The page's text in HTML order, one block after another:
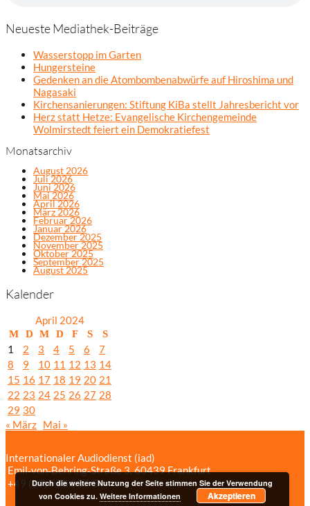
Neueste Mediathek-Beiträge
Wasserstopp im Garten
Hungersteine
Gedenken an die Atombombenabwürfe auf Hiroshima und
Nagasaki
Kirchensanierungen: Stiftung KiBa stellt Jahresbericht vor
Herz statt Hetze: Evangelische Kirchengemeinde
Wolmirstedt feiert ein Demokratiefest
Monatsarchiv
August 2026
Juli 2026
Juni 2026
Mai 2026
April 2026
März 2026
Februar 2026
Januar 2026
Dezember 2025
November 2025
Oktober 2025
September 2025
August 2025
Kalender
April 2024
M D M D F S S
1 2 3 4 5 6
7
8
9 10 11 12 13 14
15 16 17 18 19 20 21
22 23 24 25 26 27 28
29 30
« März Mai »
Internationaler Audiodienst (iad)
Emil‑von‑Behring‑Straße 3, 60439 Frankfurt
+49 (69) 958 037‑0Bildnachweise
Impressum/Datenschutzerklärung
Durch die weitere Nutzung der Seite stimmen Sie der Verwendung
von Cookies zu.Weitere Informationen Akzeptieren